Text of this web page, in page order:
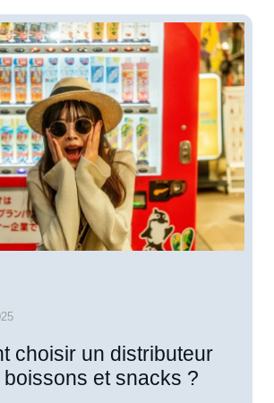
choisir un distributeur
et snacks ?